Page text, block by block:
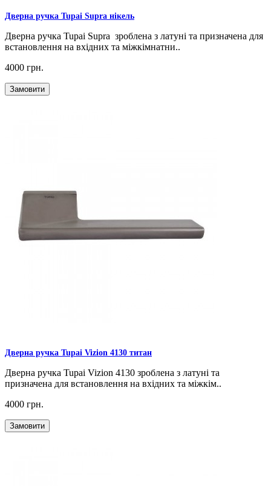
Дверна ручка Tupai Supra нікель
Дверна ручка Tupai Supra зроблена з латуні та призначена для
встановлення на вхідних та міжкімнатни..
4000 грн.
Замовити
Дверна ручка Tupai Vizion 4130 титан
Дверна ручка Tupai Vizion 4130 зроблена з латуні та
призначена для встановлення на вхідних та міжкім..
4000 грн.
Замовити